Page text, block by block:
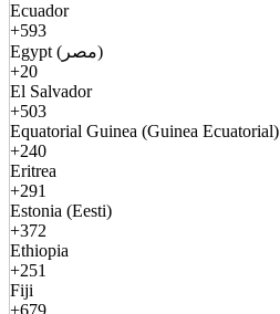
Ecuador
+593
Egypt (مصر)
+20
El Salvador
+503
Equatorial Guinea (Guinea Ecuatorial)
+240
Eritrea
+291
Estonia (Eesti)
+372
Ethiopia
+251
Fiji